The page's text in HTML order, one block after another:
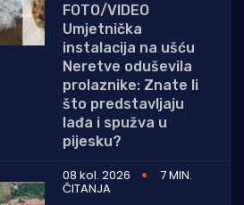
FOTO/VIDEO
Umjetnička
instalacija na ušću
Neretve oduševila
prolaznike: Znate li
što predstavljaju
lađa i spužva u
pijesku?
08 kol. 2026
7 MIN.
ČITANJA